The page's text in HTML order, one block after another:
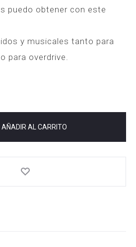
puedo obtener con este
y musicales tanto para
para overdrive.
AÑADIR AL CARRITO